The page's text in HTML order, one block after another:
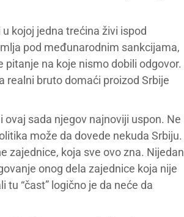
kojoj jedna trećina živi ispod
pod međunarodnim sankcijama,
pitanje na koje nismo dobili odgovor.
realni bruto domaći proizod Srbije
sada njegov najnoviji uspon. Ne
može da dovede nekuda Srbiju.
zajednice, koja sve ovo zna. Nijedan
onog dela zajednice koja nije
tu “čast” logično je da neće da